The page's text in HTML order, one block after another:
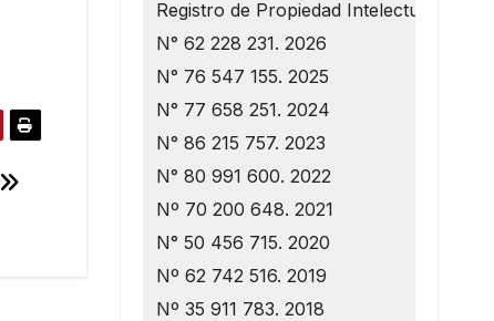
Registro de Propiedad Intelectual
N° 62 228 231. 2026
N° 76 547 155. 2025
N° 77 658 251. 2024
N° 86 215 757. 2023
N° 80 991 600. 2022
Nº 70 200 648. 2021
N° 50 456 715. 2020
Nº 62 742 516. 2019
Nº 35 911 783. 2018